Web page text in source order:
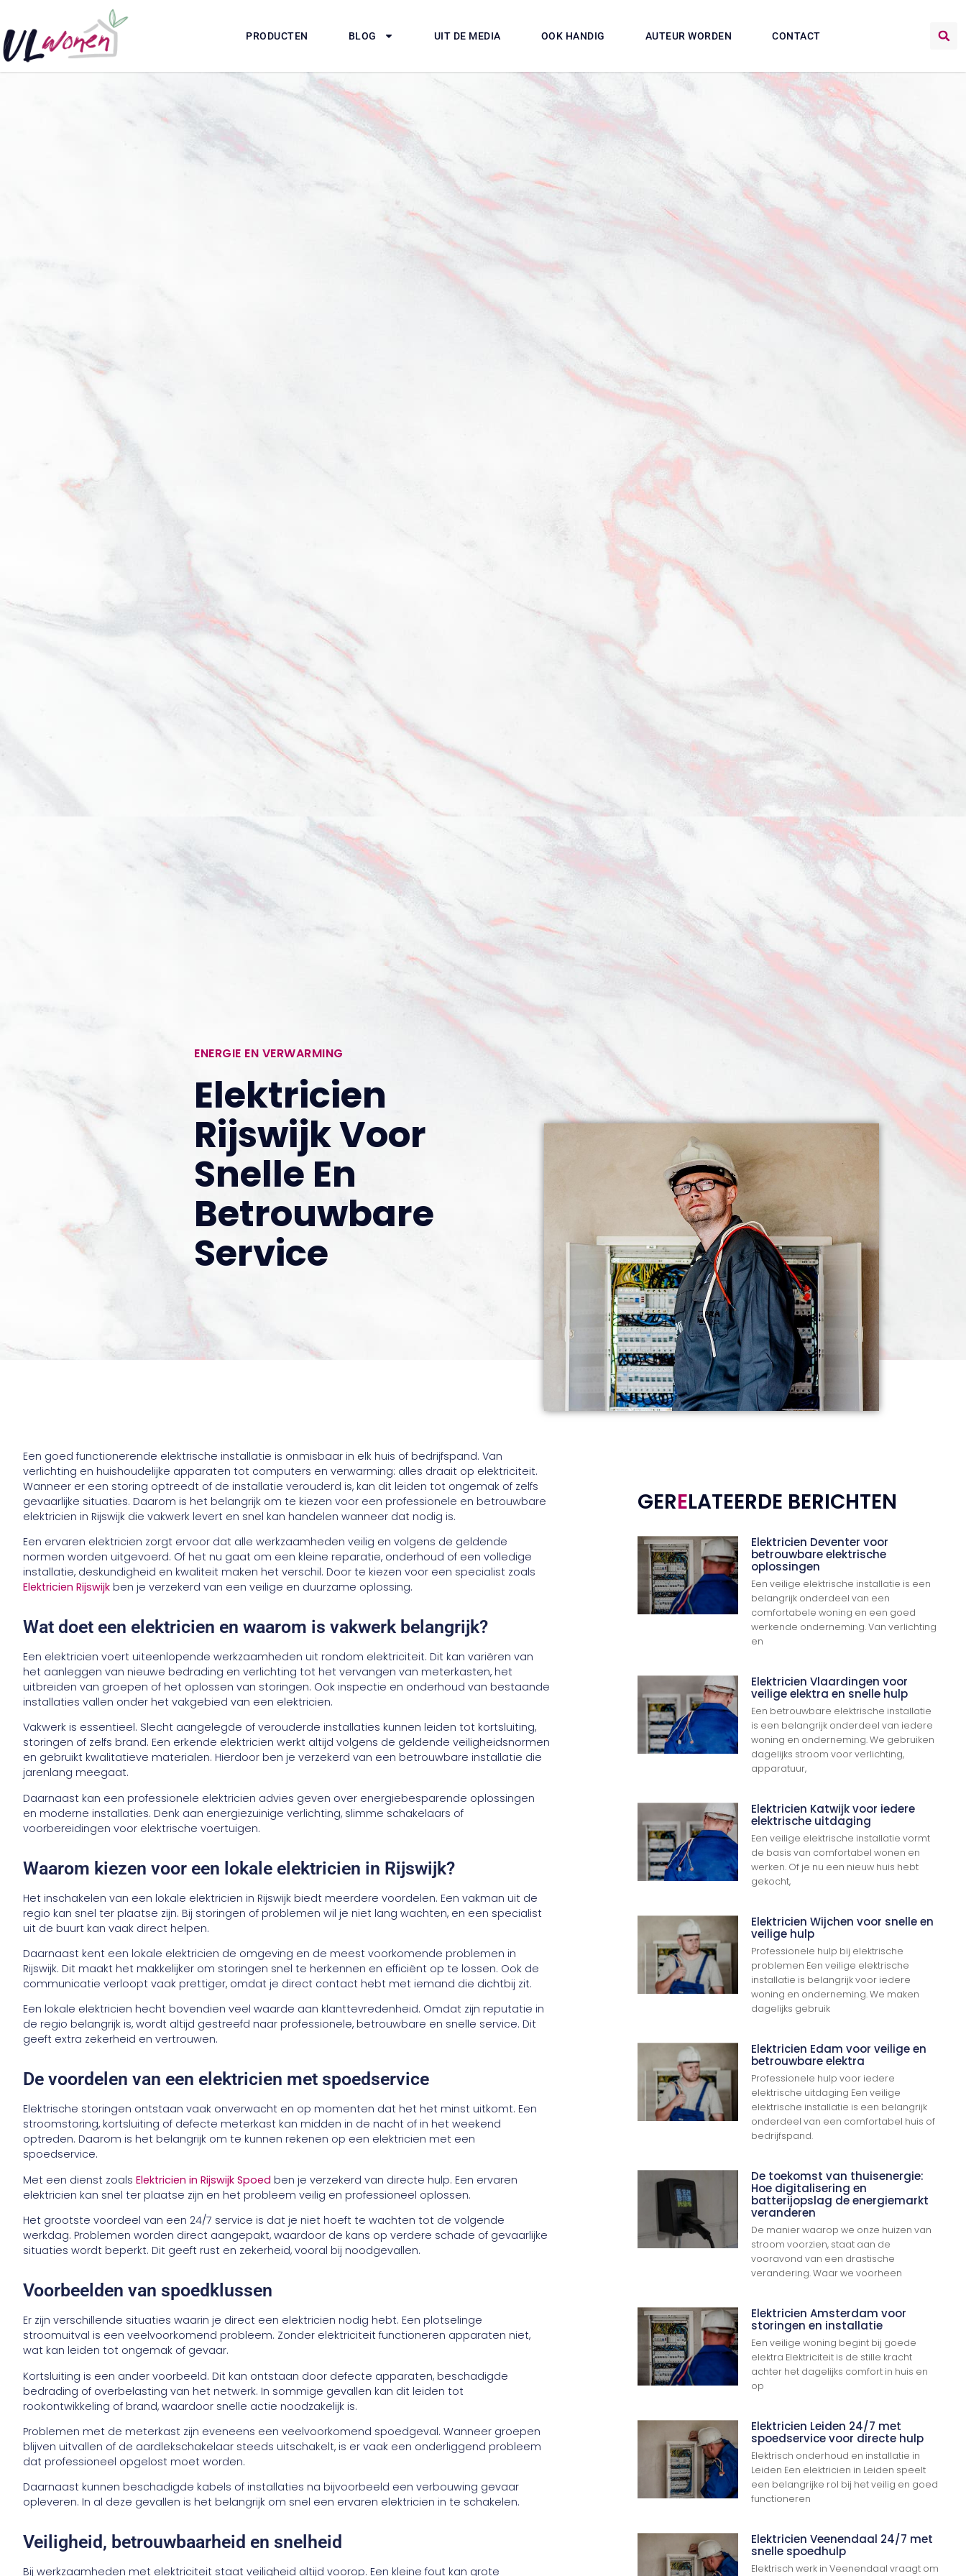
PRODUCTEN BLOG UIT DE MEDIA OOK HANDIG AUTEUR WORDEN CONTACT
ENERGIE EN VERWARMING
Elektricien
Rijswijk Voor
Snelle En
Betrouwbare
Service
Een goed functionerende elektrische installatie is onmisbaar in elk huis of bedrijfspand. Van
verlichting en huishoudelijke apparaten tot computers en verwarming: alles draait op elektriciteit.
Wanneer er een storing optreedt of de installatie verouderd is, kan dit leiden tot ongemak of zelfs
gevaarlijke situaties. Daarom is het belangrijk om te kiezen voor een professionele en betrouwbare
elektricien in Rijswijk die vakwerk levert en snel kan handelen wanneer dat nodig is.
Een ervaren elektricien zorgt ervoor dat alle werkzaamheden veilig en volgens de geldende
normen worden uitgevoerd. Of het nu gaat om een kleine reparatie, onderhoud of een volledige
installatie, deskundigheid en kwaliteit maken het verschil. Door te kiezen voor een specialist zoals
Elektricien Rijswijk ben je verzekerd van een veilige en duurzame oplossing.
Wat doet een elektricien en waarom is vakwerk belangrijk?
Een elektricien voert uiteenlopende werkzaamheden uit rondom elektriciteit. Dit kan variëren van
het aanleggen van nieuwe bedrading en verlichting tot het vervangen van meterkasten, het
uitbreiden van groepen of het oplossen van storingen. Ook inspectie en onderhoud van bestaande
installaties vallen onder het vakgebied van een elektricien.
Vakwerk is essentieel. Slecht aangelegde of verouderde installaties kunnen leiden tot kortsluiting,
storingen of zelfs brand. Een erkende elektricien werkt altijd volgens de geldende veiligheidsnormen
en gebruikt kwalitatieve materialen. Hierdoor ben je verzekerd van een betrouwbare installatie die
jarenlang meegaat.
Daarnaast kan een professionele elektricien advies geven over energiebesparende oplossingen
en moderne installaties. Denk aan energiezuinige verlichting, slimme schakelaars of
voorbereidingen voor elektrische voertuigen.
Waarom kiezen voor een lokale elektricien in Rijswijk?
Het inschakelen van een lokale elektricien in Rijswijk biedt meerdere voordelen. Een vakman uit de
regio kan snel ter plaatse zijn. Bij storingen of problemen wil je niet lang wachten, en een specialist
uit de buurt kan vaak direct helpen.
Daarnaast kent een lokale elektricien de omgeving en de meest voorkomende problemen in
Rijswijk. Dit maakt het makkelijker om storingen snel te herkennen en efficiënt op te lossen. Ook de
communicatie verloopt vaak prettiger, omdat je direct contact hebt met iemand die dichtbij zit.
Een lokale elektricien hecht bovendien veel waarde aan klanttevredenheid. Omdat zijn reputatie in
de regio belangrijk is, wordt altijd gestreefd naar professionele, betrouwbare en snelle service. Dit
geeft extra zekerheid en vertrouwen.
De voordelen van een elektricien met spoedservice
Elektrische storingen ontstaan vaak onverwacht en op momenten dat het het minst uitkomt. Een
stroomstoring, kortsluiting of defecte meterkast kan midden in de nacht of in het weekend
optreden. Daarom is het belangrijk om te kunnen rekenen op een elektricien met een
spoedservice.
Met een dienst zoalsElektricien in Rijswijk Spoed ben je verzekerd van directe hulp. Een ervaren
elektricien kan snel ter plaatse zijn en het probleem veilig en professioneel oplossen.
Het grootste voordeel van een 24/7 service is dat je niet hoeft te wachten tot de volgende
werkdag. Problemen worden direct aangepakt, waardoor de kans op verdere schade of gevaarlijke
situaties wordt beperkt. Dit geeft rust en zekerheid, vooral bij noodgevallen.
Voorbeelden van spoedklussen
Er zijn verschillende situaties waarin je direct een elektricien nodig hebt. Een plotselinge
stroomuitval is een veelvoorkomend probleem. Zonder elektriciteit functioneren apparaten niet,
wat kan leiden tot ongemak of gevaar.
Kortsluiting is een ander voorbeeld. Dit kan ontstaan door defecte apparaten, beschadigde
bedrading of overbelasting van het netwerk. In sommige gevallen kan dit leiden tot
rookontwikkeling of brand, waardoor snelle actie noodzakelijk is.
Problemen met de meterkast zijn eveneens een veelvoorkomend spoedgeval. Wanneer groepen
blijven uitvallen of de aardlekschakelaar steeds uitschakelt, is er vaak een onderliggend probleem
dat professioneel opgelost moet worden.
Daarnaast kunnen beschadigde kabels of installaties na bijvoorbeeld een verbouwing gevaar
opleveren. In al deze gevallen is het belangrijk om snel een ervaren elektricien in te schakelen.
Veiligheid, betrouwbaarheid en snelheid
Bij werkzaamheden met elektriciteit staat veiligheid altijd voorop. Een kleine fout kan grote
GERELATEERDE BERICHTEN
Elektricien Deventer voor
betrouwbare elektrische
oplossingen
Een veilige elektrische installatie is een
belangrijk onderdeel van een
comfortabele woning en een goed
werkende onderneming. Van verlichting
en
Elektricien Vlaardingen voor
veilige elektra en snelle hulp
Een betrouwbare elektrische installatie
is een belangrijk onderdeel van iedere
woning en onderneming. We gebruiken
dagelijks stroom voor verlichting,
apparatuur,
Elektricien Katwijk voor iedere
elektrische uitdaging
Een veilige elektrische installatie vormt
de basis van comfortabel wonen en
werken. Of je nu een nieuw huis hebt
gekocht,
Elektricien Wijchen voor snelle en
veilige hulp
Professionele hulp bij elektrische
problemen Een veilige elektrische
installatie is belangrijk voor iedere
woning en onderneming. We maken
dagelijks gebruik
Elektricien Edam voor veilige en
betrouwbare elektra
Professionele hulp voor iedere
elektrische uitdaging Een veilige
elektrische installatie is een belangrijk
onderdeel van een comfortabel huis of
bedrijfspand.
De toekomst van thuisenergie:
Hoe digitalisering en
batterijopslag de energiemarkt
veranderen
De manier waarop we onze huizen van
stroom voorzien, staat aan de
vooravond van een drastische
verandering. Waar we voorheen
Elektricien Amsterdam voor
storingen en installatie
Een veilige woning begint bij goede
elektra Elektriciteit is de stille kracht
achter het dagelijks comfort in huis en
op
Elektricien Leiden 24/7 met
spoedservice voor directe hulp
Elektrisch onderhoud en installatie in
Leiden Een elektricien in Leiden speelt
een belangrijke rol bij het veilig en goed
functioneren
Elektricien Veenendaal 24/7 met
snelle spoedhulp
Elektrisch werk in Veenendaal vraagt om